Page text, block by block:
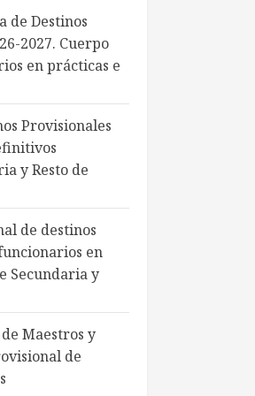
de Destinos
2027. Cuerpo
en prácticas e
Provisionales
y Resto de
de destinos
en
Secundaria y
Maestros y
de